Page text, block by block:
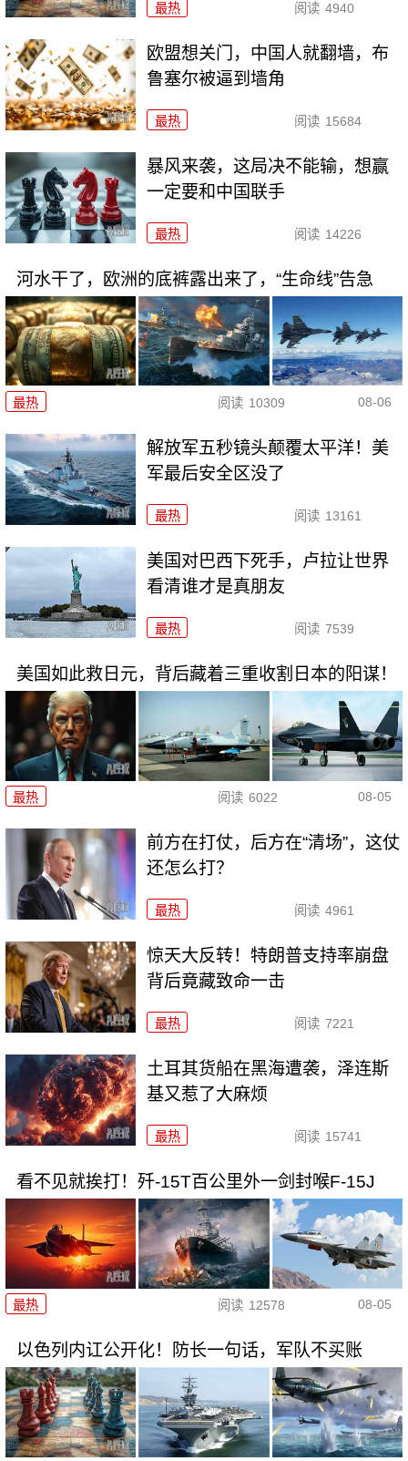
最热 阅读 4940
欧盟想关门，中国人就翻墙，布
鲁塞尔被逼到墙角
最热 阅读 15684
暴风来袭，这局决不能输，想赢
一定要和中国联手
最热 阅读 14226
河水干了，欧洲的底裤露出来了，“生命线”告急
最热 阅读 10309 08-06
解放军五秒镜头颠覆太平洋！美
军最后安全区没了
最热 阅读 13161
美国对巴西下死手，卢拉让世界
看清谁才是真朋友
最热 阅读 7539
美国如此救日元，背后藏着三重收割日本的阳谋！
最热 阅读 6022 08-05
前方在打仗，后方在“清场”，这仗
还怎么打？
最热 阅读 4961
惊天大反转！特朗普支持率崩盘
背后竟藏致命一击
最热 阅读 7221
土耳其货船在黑海遭袭，泽连斯
基又惹了大麻烦
最热 阅读 15741
看不见就挨打！歼-15T百公里外一剑封喉F-15J
最热 阅读 12578 08-05
以色列内讧公开化！防长一句话，军队不买账